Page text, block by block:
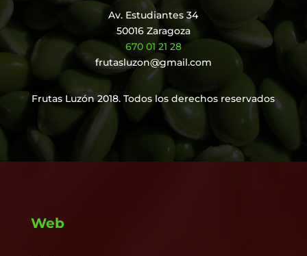
Av. Estudiantes 34
50016 Zaragoza
670 01 21 28
frutasluzon@gmail.com
Frutas Luzón 2018. Todos los derechos reservados
Web